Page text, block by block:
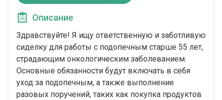
Описание
Здравствуйте! Я ищу ответственную и заботливую
сиделку для работы с подопечным старше 55 лет,
страдающим онкологическим заболеванием.
Основные обязанности будут включать в себя
уход за подопечным, а также выполнение
разовых поручений, таких как покупка продуктов